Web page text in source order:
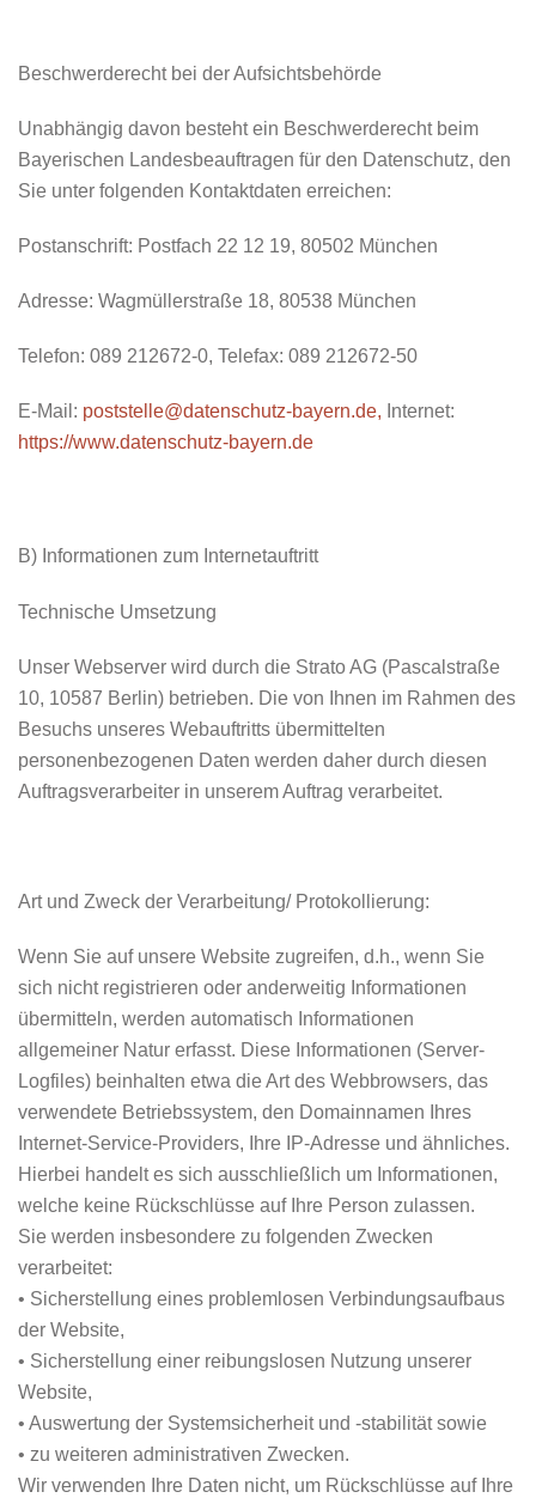
Beschwerderecht bei der Aufsichtsbehörde
Unabhängig davon besteht ein Beschwerderecht beim
Bayerischen Landesbeauftragen für den Datenschutz, den
Sie unter folgenden Kontaktdaten erreichen:
Postanschrift: Postfach 22 12 19, 80502 München
Adresse: Wagmüllerstraße 18, 80538 München
Telefon: 089 212672-0, Telefax: 089 212672-50
E-Mail: poststelle@datenschutz-bayern.de, Internet:
https://www.datenschutz-bayern.de
B) Informationen zum Internetauftritt
Technische Umsetzung
Unser Webserver wird durch die Strato AG (Pascalstraße
10, 10587 Berlin) betrieben. Die von Ihnen im Rahmen des
Besuchs unseres Webauftritts übermittelten
personenbezogenen Daten werden daher durch diesen
Auftragsverarbeiter in unserem Auftrag verarbeitet.
Art und Zweck der Verarbeitung/ Protokollierung:
Wenn Sie auf unsere Website zugreifen, d.h., wenn Sie
sich nicht registrieren oder anderweitig Informationen
übermitteln, werden automatisch Informationen
allgemeiner Natur erfasst. Diese Informationen (Server-
Logfiles) beinhalten etwa die Art des Webbrowsers, das
verwendete Betriebssystem, den Domainnamen Ihres
Internet-Service-Providers, Ihre IP-Adresse und ähnliches.
Hierbei handelt es sich ausschließlich um Informationen,
welche keine Rückschlüsse auf Ihre Person zulassen.
Sie werden insbesondere zu folgenden Zwecken
verarbeitet:
• Sicherstellung eines problemlosen Verbindungsaufbaus
der Website,
• Sicherstellung einer reibungslosen Nutzung unserer
Website,
• Auswertung der Systemsicherheit und -stabilität sowie
• zu weiteren administrativen Zwecken.
Wir verwenden Ihre Daten nicht, um Rückschlüsse auf Ihre